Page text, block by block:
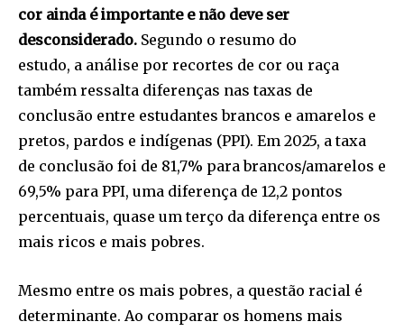
cor ainda é importante e não deve ser
desconsiderado. Segundo o resumo do
estudo, a análise por recortes de cor ou raça
também ressalta diferenças nas taxas de
conclusão entre estudantes brancos e amarelos e
pretos, pardos e indígenas (PPI). Em 2025, a taxa
de conclusão foi de 81,7% para brancos/amarelos e
69,5% para PPI, uma diferença de 12,2 pontos
percentuais, quase um terço da diferença entre os
mais ricos e mais pobres.
Mesmo entre os mais pobres, a questão racial é
determinante. Ao comparar os homens mais